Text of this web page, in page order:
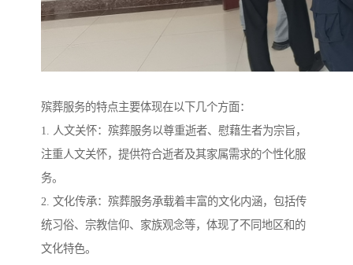
殡葬服务的特点主要体现在以下几个方面：
1. 人文关怀：殡葬服务以尊重逝者、慰藉生者为宗旨，
注重人文关怀，提供符合逝者及其家属需求的个性化服
务。
2. 文化传承：殡葬服务承载着丰富的文化内涵，包括传
统习俗、宗教信仰、家族观念等，体现了不同地区和的
文化特色。